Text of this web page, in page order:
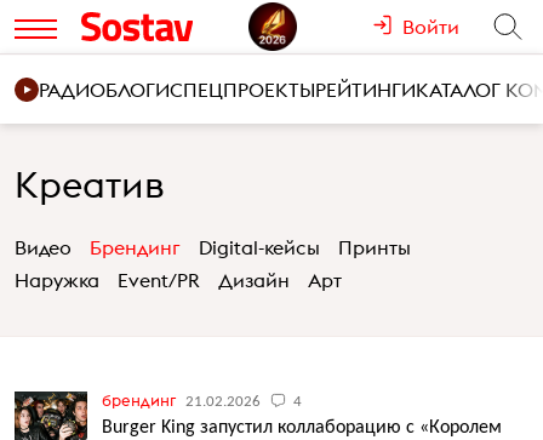
Войти
РАДИОБЛОГИСПЕЦПРОЕКТЫРЕЙТИНГИКАТАЛОГ
Креатив
Видео Брендинг Digital-кейсы
Принты
Наружка
Event/PR Дизайн Арт
брендинг 21.02.2026 4
Burger King запустил коллаборацию с «Королем